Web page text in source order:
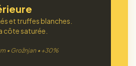
et truffes blanches.
côte saturée.
• Grožnjan • +30%